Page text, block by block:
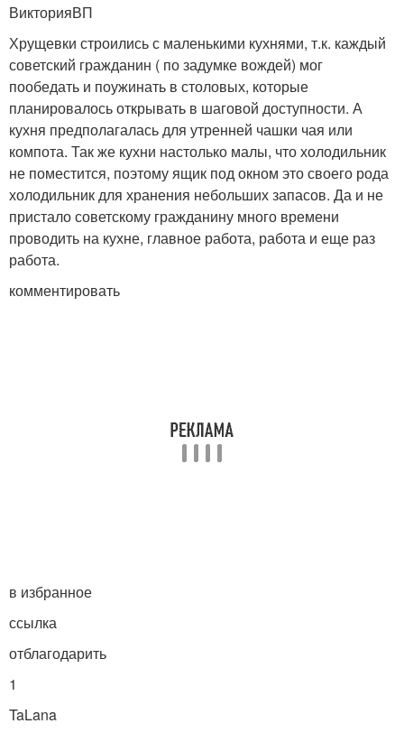
Викто­рияВП
Хрущевки строились с маленькими кухнями, т.к. каждый
советский гражданин ( по задумке вождей) мог
пообедать и поужинать в столовых, которые
планировалось открывать в шаговой доступности. А
кухня предполагалась для утренней чашки чая или
компота. Так же кухни настолько малы, что холодильник
не поместится, поэтому ящик под окном это своего рода
холодильник для хранения небольших запасов. Да и не
пристало советскому гражданину много времени
проводить на кухне, главное работа, работа и еще раз
работа.
комментировать
в избранное
ссылка
отблагодарить
1
TaLan­a